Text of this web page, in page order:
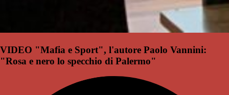
VIDEO "Mafia e Sport", l'autore Paolo Vannini:
"Rosa e nero lo specchio di Palermo"